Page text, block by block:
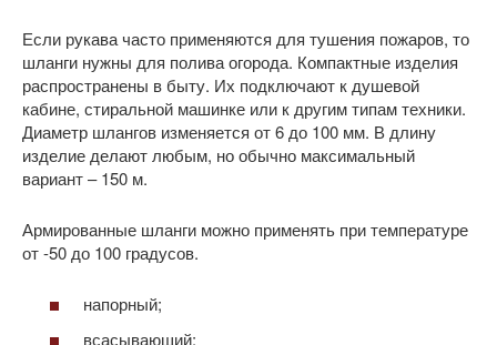
Если рукава часто применяются для тушения пожаров, то
шланги нужны для полива огорода. Компактные изделия
распространены в быту. Их подключают к душевой
кабине, стиральной машинке или к другим типам техники.
Диаметр шлангов изменяется от 6 до 100 мм. В длину
изделие делают любым, но обычно максимальный
вариант – 150 м.
Армированные шланги можно применять при температуре
от -50 до 100 градусов.
напорный;
всасывающий;